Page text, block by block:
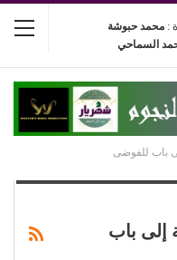
: محمد حبوشة
السماحي
باب للفوضى
إلى باب